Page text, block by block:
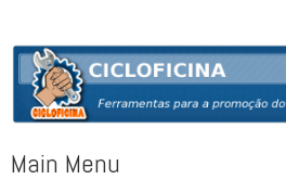
CICLOFICINA
Ferramentas para a promoção do uso quotidiano
Main Menu